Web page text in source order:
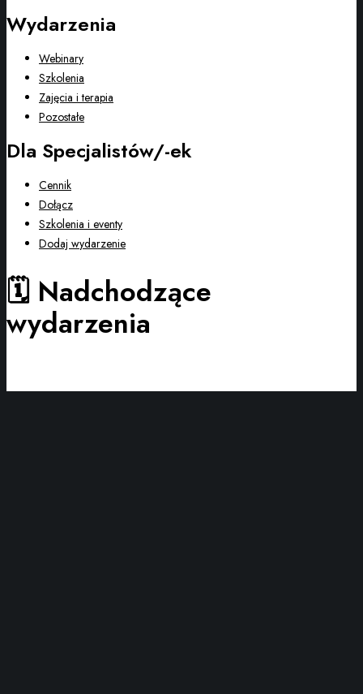
Wydarzenia
Webinary
Szkolenia
Zajęcia i terapia
Pozostałe
Dla Specjalistów/-ek
Cennik
Dołącz
Szkolenia i eventy
Dodaj wydarzenie
🗓️ Nadchodzące
wydarzenia